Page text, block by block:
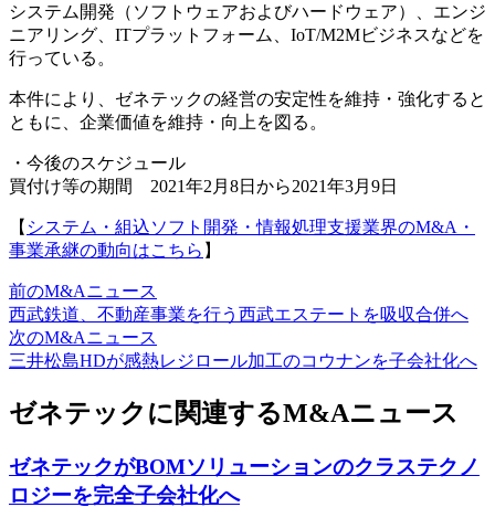
システム開発（ソフトウェアおよびハードウェア）、エンジ
ニアリング、ITプラットフォーム、IoT/M2Mビジネスなどを
行っている。
本件により、ゼネテックの経営の安定性を維持・強化すると
ともに、企業価値を維持・向上を図る。
・今後のスケジュール
買付け等の期間 2021年2月8日から2021年3月9日
【 システム・組込ソフト開発・情報処理支援業界のM&A・
事業承継の動向はこちら 】
前のM&Aニュース
西武鉄道、不動産事業を行う西武エステートを吸収合併へ
次のM&Aニュース
三井松島HDが感熱レジロール加工のコウナンを子会社化へ
ゼネテックに関連するM&Aニュース
ゼネテックがBOMソリューションのクラステクノ
ロジーを完全子会社化へ